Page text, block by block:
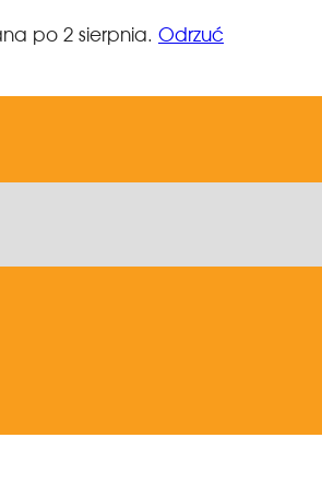
po 2 sierpnia. Odrzuć